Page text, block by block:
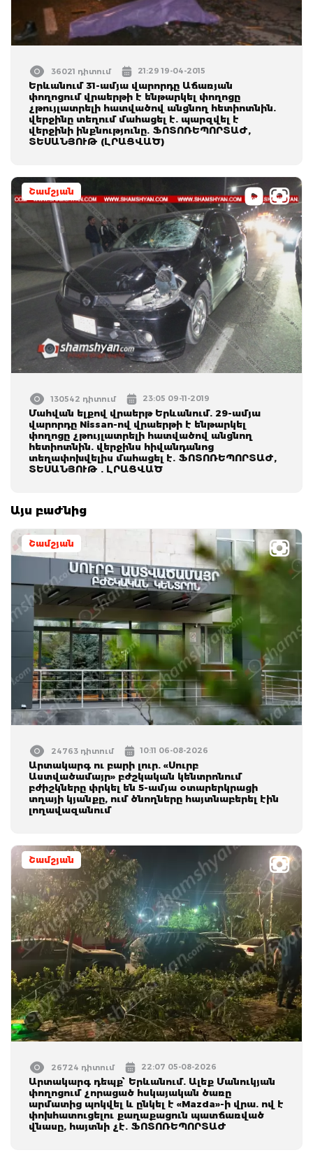
36021 դիտում 21:29 19-04-2015
Երևանում 31-ամյա վարորդը Աճառյան
փողոցում վրաերթի է ենթարկել փողոցը
չթույլատրելի հատվածով անցնող հետիոտնին.
վերջինը տեղում մահացել է. պարզվել է
վերջինի ինքնությունը. ՖՈՏՈՌԵՊՈՐՏԱԺ,
ՏԵՍԱՆՅՈՒԹ (ԼՐԱՑՎԱԾ)
Շամշյան
130542 դիտում 23:05 09-11-2019
Մահվան ելքով վրաերթ Երևանում. 29-ամյա
վարորդը Nissan-ով վրաերթի է ենթարկել
փողոցը չթույլատրելի հատվածով անցնող
հետիոտնին. վերջինս հիվանդանոց
տեղափոխվելիս մահացել է. ՖՈՏՈՌԵՊՈՐՏԱԺ,
ՏԵՍԱՆՅՈՒԹ . ԼՐԱՑՎԱԾ
Այս բաժնից
Շամշյան
24763 դիտում 10:11 06-08-2026
Արտակարգ ու բարի լուր. «Սուրբ
Աստվածամայր» բժշկական կենտրոնում
բժիշկները փրկել են 5-ամյա օտարերկրացի
տղայի կյանքը, ում ծնողները հայտնաբերել էին
լողավազանում
Շամշյան
26724 դիտում 22:07 05-08-2026
Արտակարգ դեպք՝ Երևանում. Ալեք Մանուկյան
փողոցում չորացած հսկայական ծառը
արմատից պոկվել և ընկել է «Mazda»-ի վրա. ով է
փոխհատուցելու քաղաքացուն պատճառված
վնասը, հայտնի չէ. ՖՈՏՈՌԵՊՈՐՏԱԺ